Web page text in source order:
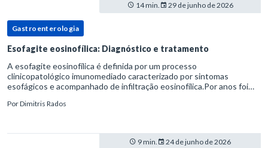
14 min. 29 de junho de 2026
Gastroenterologia
Esofagite eosinofílica: Diagnóstico e tratamento
A esofagite eosinofílica é definida por um processo
clinicopatológico imunomediado caracterizado por sintomas
esofágicos e acompanhado de infiltração eosinofílica.Por anos foi
refluxo gastr
PorDimitris Rados
9 min. 24 de junho de 2026